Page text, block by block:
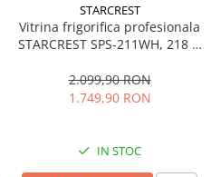
STARCREST
Vitrina frigorifica profesionala
STARCREST SPS-211WH, 218 L,
LED, H 141 cm, Negru
2.099,90 RON
1.749,90 RON
IN STOC